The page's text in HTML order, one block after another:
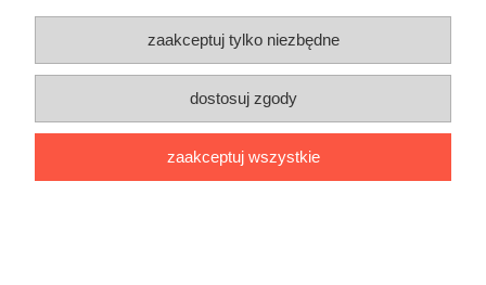
zaakceptuj tylko niezbędne
dostosuj zgody
zaakceptuj wszystkie